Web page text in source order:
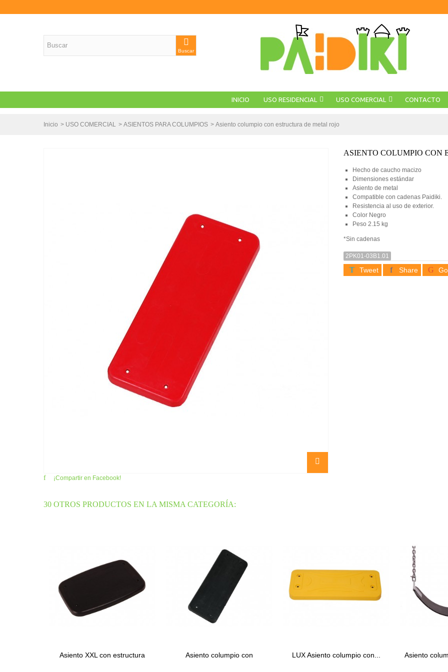
Buscar
INICIO USO RESIDENCIAL USO COMERCIAL CONTACTO
Inicio > USO COMERCIAL > ASIENTOS PARA COLUMPIOS > Asiento columpio con estructura de metal rojo
¡Compartir en Facebook!
ASIENTO COLUMPIO CON
Hecho de caucho macizo
Dimensiones estándar
Asiento de metal
Compatible con cadenas Paidiki.
Resistencia al uso de exterior.
Color Negro
Peso 2.15 kg
*Sin cadenas
2PK01-03B1.01
Tweet Share
30 OTROS PRODUCTOS EN LA MISMA CATEGORÍA:
Asiento XXL con estructura
Asiento columpio con
LUX Asiento columpio con... Asiento